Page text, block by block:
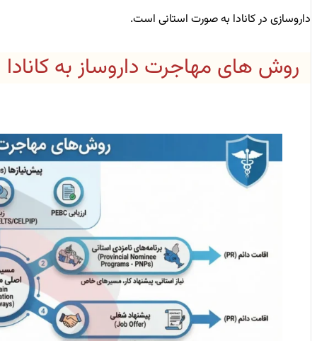
داروسازی در کانادا به صورت استانی است.
روش ‌های مهاجرت داروساز به کانادا